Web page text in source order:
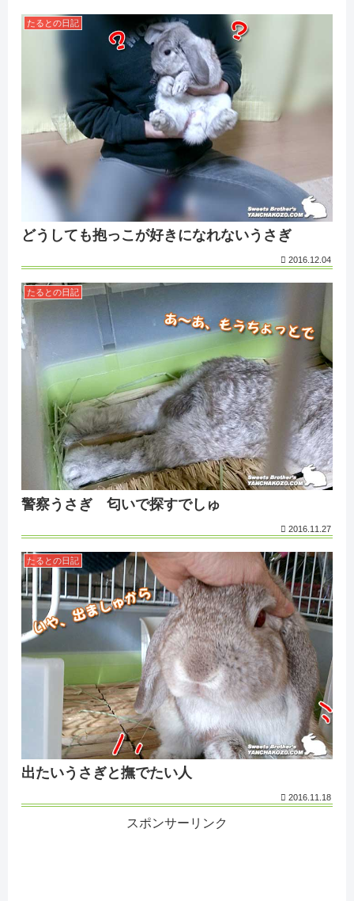
たるとの日記
どうしても抱っこが好きになれないうさぎ
2016.12.04
たるとの日記
警察うさぎ 匂いで探すでしゅ
2016.11.27
たるとの日記
出たいうさぎと撫でたい人
2016.11.18
スポンサーリンク